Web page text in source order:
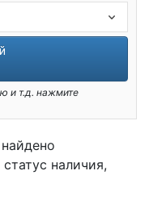
и т.д. нажмите
наличия,